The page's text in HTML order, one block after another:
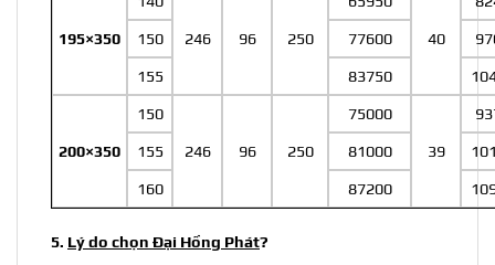
195×350 246 96 250 40
150 77600
155 83750
200×350
150
246 96 250
75000
39
155 81000
160 87200
5. Lý do chọn Đại Hồng Phát?